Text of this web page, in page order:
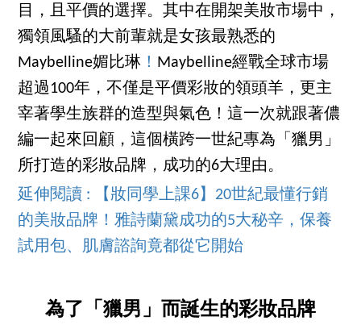
目，且平價的選擇。其中在開架美妝市場中，
獨領風騷的大前輩就是女孩最熟悉的
Maybelline媚比琳 ！ Maybelline經戰全球市場
超過100年，不僅是平價彩妝的領頭羊，更主
宰著學生族群的造型與氣色！這一次就跟著儂
編一起來回顧，這個橫跨一世紀專為「獵男」
所打造的彩妝品牌，成功的6大理由。
延伸閱讀 : 【妝同學上課6】20世紀最懂行銷
的美妝品牌！雅詩蘭黛成功的5大秘辛，保養
試用包、肌膚諮詢竟都從它開始
為了「獵男」而誕生的彩妝品牌